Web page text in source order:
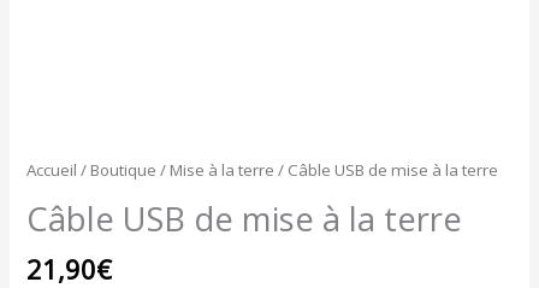
Accueil / Boutique / Mise à la terre / Câble USB de mise à la terre
Câble USB de mise à la terre
21,90€